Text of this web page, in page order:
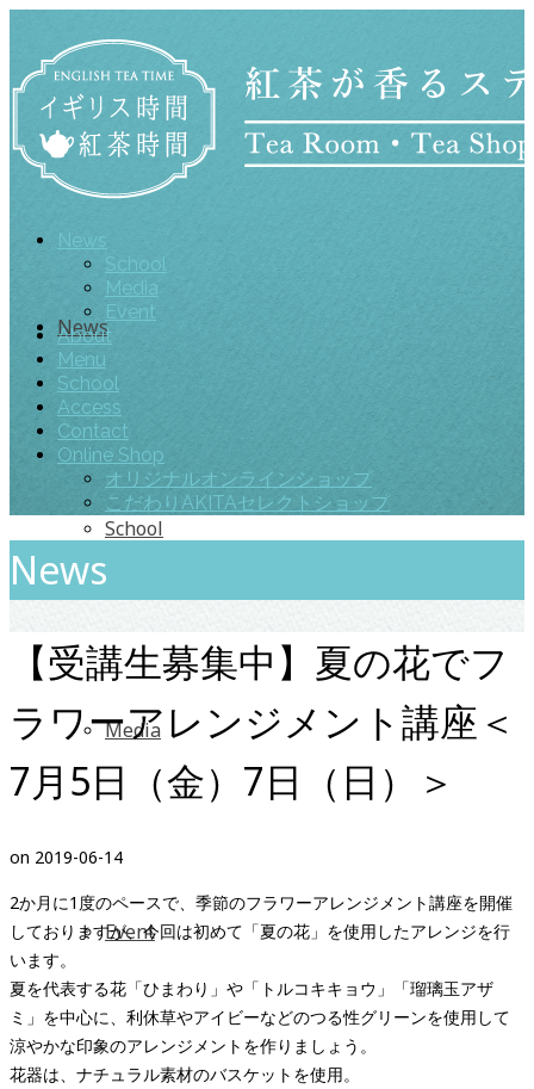
News
School
Media
Event
News
School
Media
Event
About
Menu
School
Access
Contact
Online Shop
オリジナルオンラインショップ
こだわりAKITAセレクトショップ
News
【受講生募集中】夏の花でフ
ラワーアレンジメント講座＜
7月5日（金）7日（日）＞
on 2019-06-14
2か月に1度のペースで、季節のフラワーアレンジメント講座を開催
しておりますが、今回は初めて「夏の花」を使用したアレンジを行
います。
夏を代表する花「ひまわり」や「トルコキキョウ」「瑠璃玉アザ
ミ」を中心に、利休草やアイビーなどのつる性グリーンを使用して
涼やかな印象のアレンジメントを作りましょう。
花器は、ナチュラル素材のバスケットを使用。